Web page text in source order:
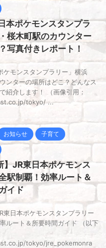
本ポケモンスタンプラ
桜木町駅のカウンター
写真付きレポート！
ケモンスタンプラリー」横浜
ンターの場所はどこ？どんなス
紹介します！ （画像引用：
tokyo/ ...
お知らせ 子育て
JR東日本ポケモンス
駅制覇！効率ルート＆
イド
東日本ポケモンスタンプラリー
ルート＆所要時間ガイド （以下
tokyo/jre_pokemonra